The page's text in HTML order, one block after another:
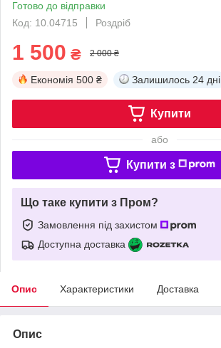
Готово до відправки
Код: 10.04715
Роздріб
1 500 ₴ 2 000 ₴
Економія 500 ₴ Залишилось 24 дні
Купити
або
Купити з
Що таке купити з Пром?
Замовлення під захистом
Доступна доставка
Опис Характеристики Доставка
Опис